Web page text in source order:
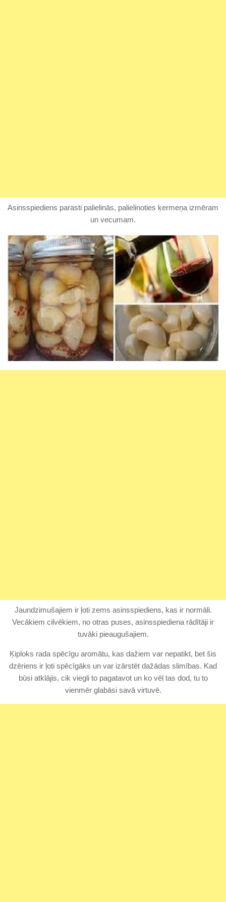
Asinsspiediens parasti palielinās, palielinoties ķermeņa izmēram
un vecumam.
Jaundzimušajiem ir ļoti zems asinsspiediens, kas ir normāli.
Vecākiem cilvēkiem, no otras puses, asinsspiediena rādītāji ir
tuvāki pieaugušajiem.
Ķiploks rada spēcīgu aromātu, kas dažiem var nepatikt, bet šis
dzēriens ir ļoti spēcīgāks un var izārstēt dažādas slimības. Kad
būsi atklājis, cik viegli to pagatavot un ko vēl tas dod, tu to
vienmēr glabāsi savā virtuvē.